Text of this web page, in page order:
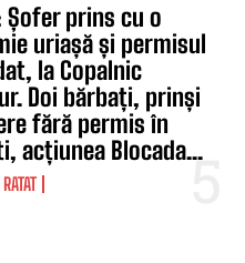
Șofer prins cu o
uriașă și permisul
la Copalnic
Doi bărbați, prinși
fără permis în
acțiunea Blocada...